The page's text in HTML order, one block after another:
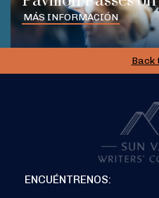
MÁS INFORMACIÓN
Back
ENCUÉNTRENOS: